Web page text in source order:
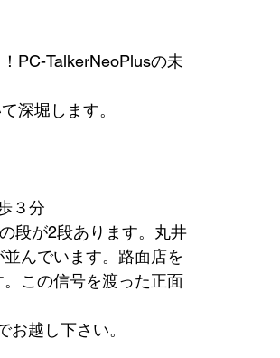
PC-TalkerNeoPlusの未
深堀します。
３分
段が2段あります。丸井
んでいます。路面店を
この信号を渡った正面
越し下さい。